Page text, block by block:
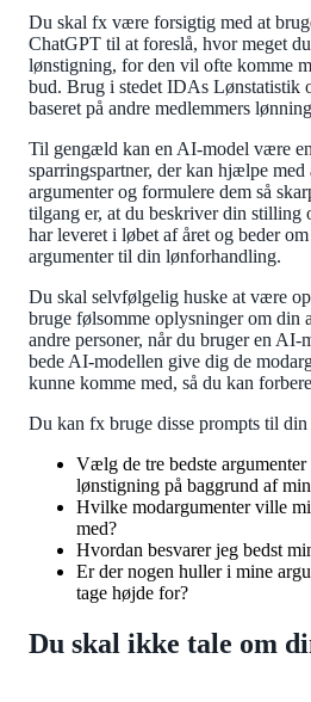
Du skal fx være forsigtig med at
ChatGPT til at foreslå, hvor meget
lønstigning, for den vil ofte komme
bud. Brug i stedet IDAs Lønstatistik
baseret på andre medlemmers
Til gengæld kan en AI-model være
sparringspartner, der kan hjælpe
argumenter og formulere dem så
tilgang er, at du beskriver din stilling
har leveret i løbet af året og beder
argumenter til din lønforhandling.
Du skal selvfølgelig huske at være
bruge følsomme oplysninger om din
andre personer, når du bruger en AI-
bede AI-modellen give dig de
kunne komme med, så du kan
Du kan fx bruge disse prompts til din
Vælg de tre bedste
lønstigning på baggrund af
Hvilke modargumenter ville
med?
Hvordan besvarer jeg bedst
Er der nogen huller i mine
tage højde for?
Du skal ikke tale om